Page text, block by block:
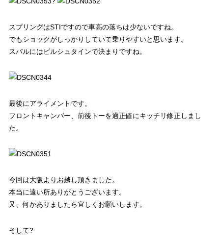
スプリングはSTIですので車高の落ちは少ないですね。
でもショックがしっかりしていて乗りやすいと思います。
スバルにはビルシュタインで決まりですね。
最後にアライメントです。
フロントキャンバー、前後トーを適正値にキッチリ修正しまし
た。
今回は大阪よりお越し頂きました。
本当に遠い所ありがとうございます。
又、何かありましたら宜しくお願いします。
そして?